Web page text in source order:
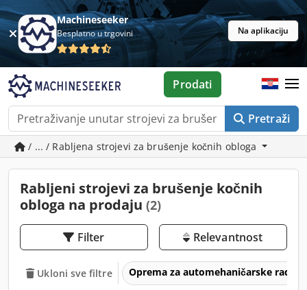
Machineseeker
Besplatno u trgovini Na aplikaciju
Pretraži
Prodati
/ ... / Rabljena strojevi za brušenje kočnih obloga
Rabljeni strojevi za brušenje kočnih
obloga na prodaju (2)
Filter Relevantnost
Ukloni sve filtre Oprema za automehaničarske